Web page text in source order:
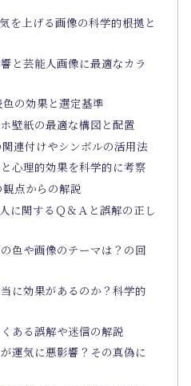
を上げる画像の科学的根拠と
と芸能人画像に最適なカラ
の効果と選定基準
壁紙の最適な構図と配置
連付けやシンボルの活用法
心理的効果を科学的に考察
点からの解説
に関するＱ＆Ａと誤解の正し
色や画像のテーマは？の回
に効果があるのか？科学的
ある誤解や迷信の解説
運気に悪影響？その真偽に